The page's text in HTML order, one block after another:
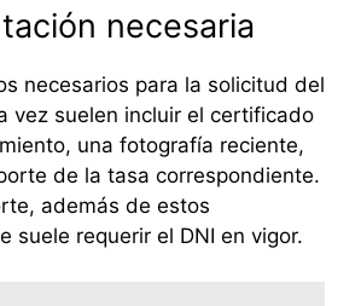
necesaria
necesarios para la solicitud del
vez suelen incluir el certificado
una fotografía reciente,
de la tasa correspondiente.
además de estos
suele requerir el DNI en vigor.